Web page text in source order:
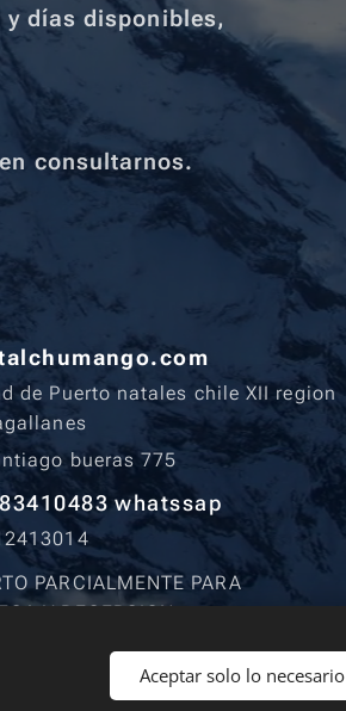
días disponibles,
consultarnos.
de Puerto natales chile XII region
bueras 775
whatssap
PARCIALMENTE PARA
Y RECEPCION.
a viernes de 15:00 pm a 22:30 pm
domingos y festivos de
Aceptar solo lo necesario